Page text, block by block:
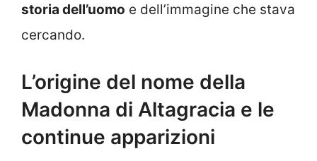
storia dell’uomo e dell’immagine che stava
cercando.
L’origine del nome della
Madonna di Altagracia e le
continue apparizioni